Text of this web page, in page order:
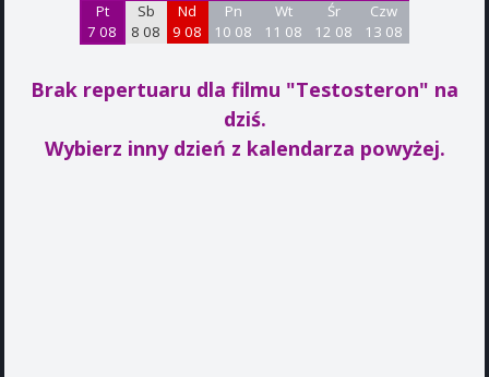
Pt
7 08
Sb
8 08
Nd
9 08
Pn
10 08
Wt
11 08
Śr
12 08
Czw
13 08
Brak repertuaru dla filmu "Testosteron" na
dziś.
Wybierz inny dzień z kalendarza powyżej.